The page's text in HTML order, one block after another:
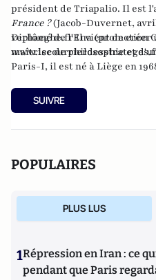
président de Triapalio. Il est
France ?(Jacob-Duvernet, avril
verhaeghe.frIl vient de créer
Diplômé de l'Ena (promotion
maîtrise de philosophie et
Paris-I, il est né à Liège en
SUIVRE
POPULAIRES
PLUS LUS
1Répression en Iran : ce
pendant que Paris